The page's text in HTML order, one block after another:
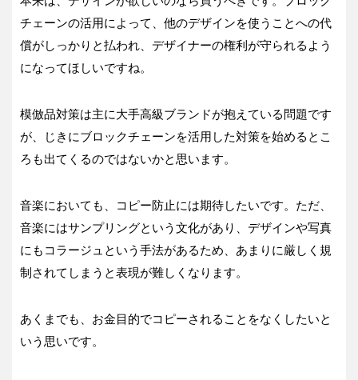
チェーンの活用によって、他のデザインを使うことへの代
償がしっかりと払われ、デザイナーの権利が守られるよう
になってほしいですね。
模倣品対策は主に大手高級ブランドが抱えている問題です
が、じきにブロックチェーンを活用した対策を始めるとこ
ろも出てくるのではないかと思います。
音楽においても、コピー防止には期待したいです。ただ、
音楽にはサンプリングという文化があり、デザインや写真
にもコラージュという手法があるため、あまりに厳しく規
制されてしまうと表現が難しくなります。
あくまでも、お金目的でコピーされることをなくしたいと
いう思いです。